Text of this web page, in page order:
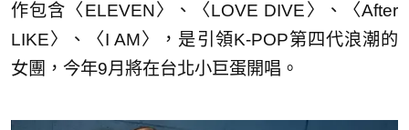
作包含〈ELEVEN〉、〈LOVE DIVE〉、〈After
LIKE〉、〈I AM〉，是引領K-POP第四代浪潮的
女團，今年9月將在台北小巨蛋開唱。